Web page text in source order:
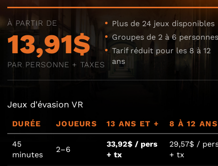
À PARTIR DE
13,91$
PAR PERSONNE + TAXES
Plus de 24 jeux disponibles
Groupes de 2 à 6
Tarif réduit pour les 8 à 12
ans
Jeux d'évasion VR
DURÉE JOUEURS 13 ANS ET + 8 À 12 ANS
45
minutes
2–6
33,92$ / pers
+ tx
29,57$ /
+ tx